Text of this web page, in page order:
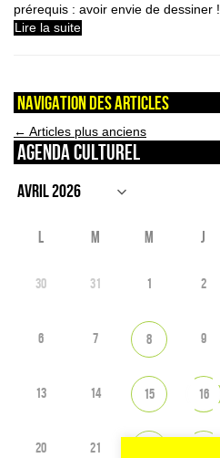
prérequis : avoir envie de dessiner !
Lire la suite
Navigation des articles
← Articles plus anciens
Agenda culturel
L M M J
30 31 1 2
6 7 8 9
13 14 15 16
20 21